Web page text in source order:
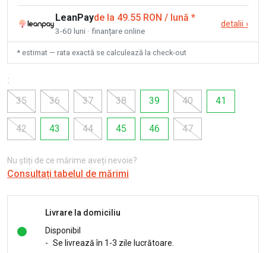
LeanPayde la 49.55 RON / lună *
3-60 luni · finanțare online
detalii ›
* estimat — rata exactă se calculează la check-out
:
35
36 37 38 39 40 41
42 43 44 45 46 47
Nu știți de ce mărime aveți nevoie?
Consultați tabelul de mărimi
Livrare la domiciliu
Disponibil
- Se livrează în 1-3 zile lucrătoare.